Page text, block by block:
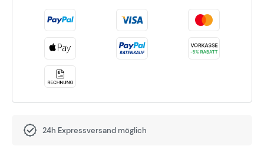
24h Expressversand möglich